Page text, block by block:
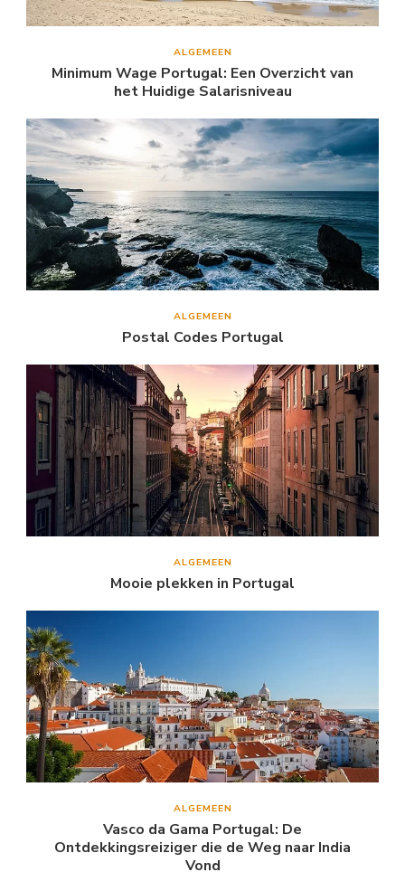
ALGEMEEN
Minimum Wage Portugal: Een Overzicht van
het Huidige Salarisniveau
ALGEMEEN
Postal Codes Portugal
ALGEMEEN
Mooie plekken in Portugal
ALGEMEEN
Vasco da Gama Portugal: De
Ontdekkingsreiziger die de Weg naar India
Vond